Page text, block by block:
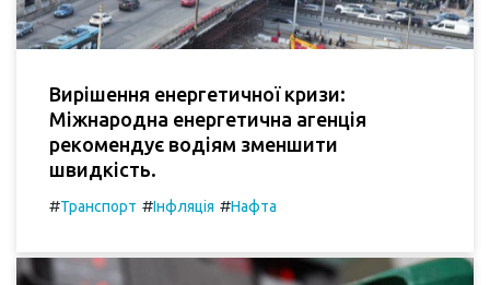
Вирішення енергетичної кризи:
Міжнародна енергетична агенція
рекомендує водіям зменшити
швидкість.
#Транспорт #Інфляція #Нафта